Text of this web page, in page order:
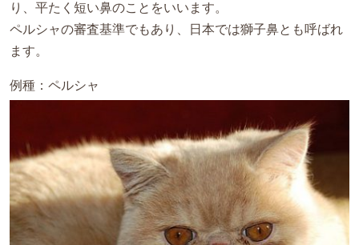
り、平たく短い鼻のことをいいます。
ペルシャの審査基準でもあり、日本では獅子鼻とも呼ばれ
ます。
例種：ペルシャ